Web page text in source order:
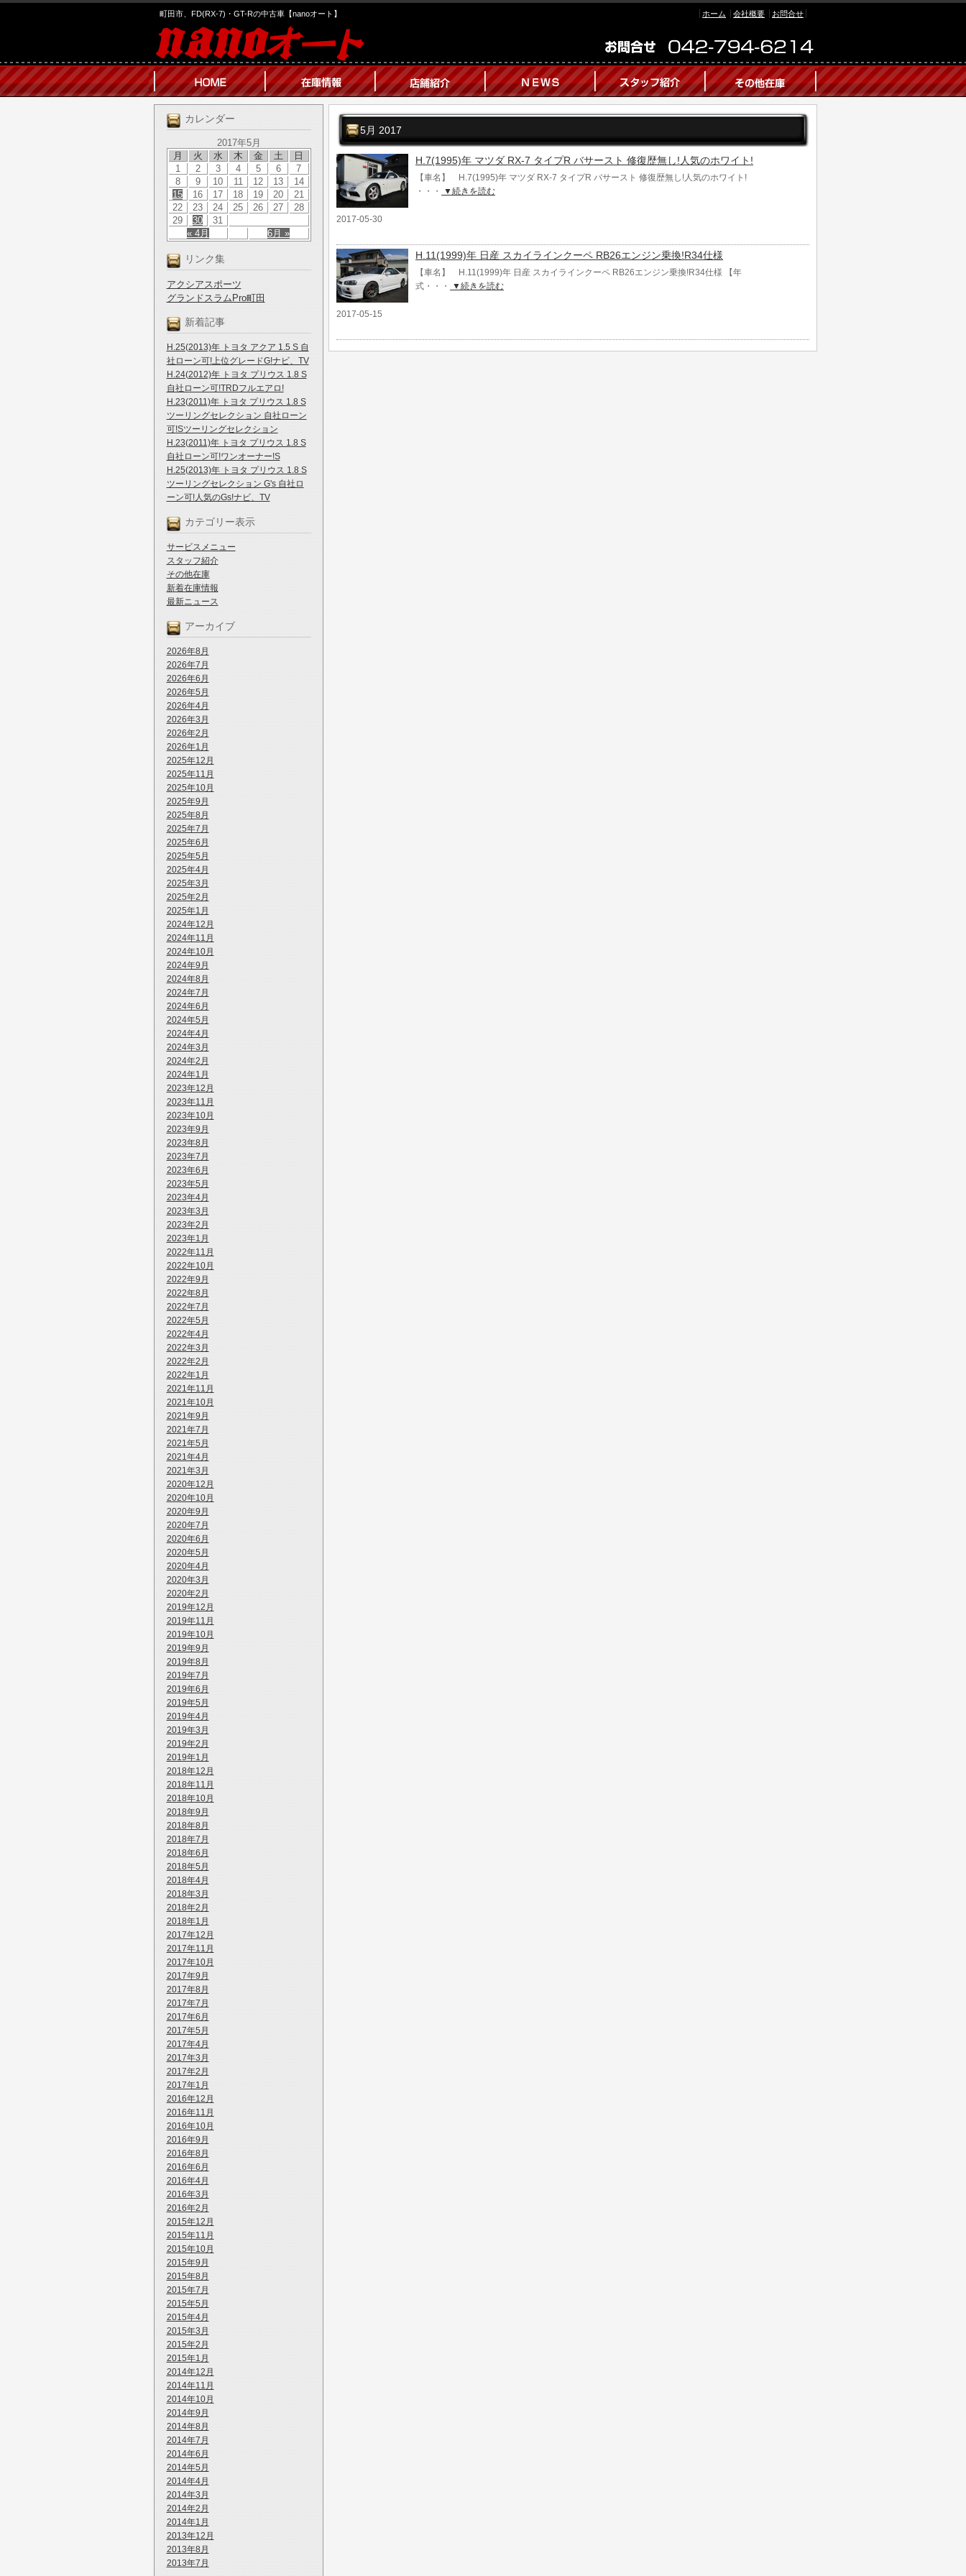
町田市、FD(RX-7)・GT-Rの中古車【nanoオート】 ホーム 会社概要 お問合せ
カレンダー
2017年5月
月
火 水 木 金 土 日
« 4月 6月 »
1 2 3 4 5 6
7
8
9 10 11 12 13
14
15
16 17 18 19 20
21
22
23 24 25 26 27
28
29
30 31
リンク集
アクシアスポーツ
グランドスラムPro町田
新着記事
H.25(2013)年 トヨタ アクア 1.5 S 自
社ローン可!上位グレードG!ナビ、TV
H.24(2012)年 トヨタ プリウス 1.8 S
自社ローン可!TRDフルエアロ!
H.23(2011)年 トヨタ プリウス 1.8 S
ツーリングセレクション 自社ローン
可!Sツーリングセレクション
H.23(2011)年 トヨタ プリウス 1.8 S
自社ローン可!ワンオーナー!S
H.25(2013)年 トヨタ プリウス 1.8 S
ツーリングセレクション G's 自社ロ
ーン可!人気のGs!ナビ、TV
カテゴリー表示
サービスメニュー
スタッフ紹介
その他在庫
新着在庫情報
最新ニュース
アーカイブ
2026年8月
2026年7月
2026年6月
2026年5月
2026年4月
2026年3月
2026年2月
2026年1月
2025年12月
2025年11月
2025年10月
2025年9月
2025年8月
2025年7月
2025年6月
2025年5月
2025年4月
2025年3月
2025年2月
2025年1月
2024年12月
2024年11月
2024年10月
2024年9月
2024年8月
2024年7月
2024年6月
2024年5月
2024年4月
2024年3月
2024年2月
2024年1月
2023年12月
2023年11月
2023年10月
2023年9月
2023年8月
2023年7月
2023年6月
2023年5月
2023年4月
2023年3月
2023年2月
2023年1月
2022年11月
2022年10月
2022年9月
2022年8月
2022年7月
2022年5月
2022年4月
2022年3月
2022年2月
2022年1月
2021年11月
2021年10月
2021年9月
2021年7月
2021年5月
2021年4月
2021年3月
2020年12月
2020年10月
2020年9月
2020年7月
2020年6月
2020年5月
2020年4月
2020年3月
2020年2月
2019年12月
2019年11月
2019年10月
2019年9月
2019年8月
2019年7月
2019年6月
2019年5月
2019年4月
2019年3月
2019年2月
2019年1月
2018年12月
2018年11月
2018年10月
2018年9月
2018年8月
2018年7月
2018年6月
2018年5月
2018年4月
2018年3月
2018年2月
2018年1月
2017年12月
2017年11月
2017年10月
2017年9月
2017年8月
2017年7月
2017年6月
2017年5月
2017年4月
2017年3月
2017年2月
2017年1月
2016年12月
2016年11月
2016年10月
2016年9月
2016年8月
2016年6月
2016年4月
2016年3月
2016年2月
2015年12月
2015年11月
2015年10月
2015年9月
2015年8月
2015年7月
2015年5月
2015年4月
2015年3月
2015年2月
2015年1月
2014年12月
2014年11月
2014年10月
2014年9月
2014年8月
2014年7月
2014年6月
2014年5月
2014年4月
2014年3月
2014年2月
2014年1月
2013年12月
2013年8月
2013年7月
5月 2017
H.7(1995)年 マツダ RX-7 タイプR バサースト 修復歴無し!人気のホワイト!
【車名】 H.7(1995)年 マツダ RX-7 タイプR バサースト 修復歴無し!人気のホワイト!
・・・
▼続きを読む
2017-05-30
H.11(1999)年 日産 スカイラインクーペ RB26エンジン乗換!R34仕様
【車名】 H.11(1999)年 日産 スカイラインクーペ RB26エンジン乗換!R34仕様 【年
式・・・
▼続きを読む
2017-05-15